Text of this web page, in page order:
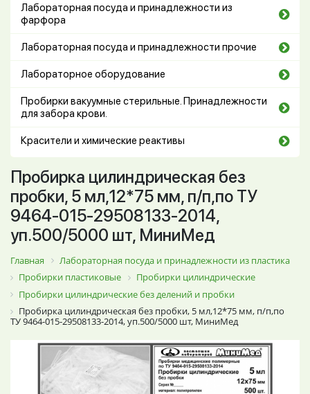
Лабораторная посуда и принадлежности из
фарфора
Лабораторная посуда и принадлежности прочие
Лабораторное оборудование
Пробирки вакуумные стерильные. Принадлежности
для забора крови.
Красители и химические реактивы
Пробирка цилиндрическая без
пробки, 5 мл,12*75 мм, п/п,по ТУ
9464-015-29508133-2014,
уп.500/5000 шт, МиниМед
Главная
Лабораторная посуда и принадлежности из пластика
Пробирки пластиковые
Пробирки цилиндрические
Пробирки цилиндрические без делений и пробки
Пробирка цилиндрическая без пробки, 5 мл,12*75 мм, п/п,по
ТУ 9464-015-29508133-2014, уп.500/5000 шт, МиниМед